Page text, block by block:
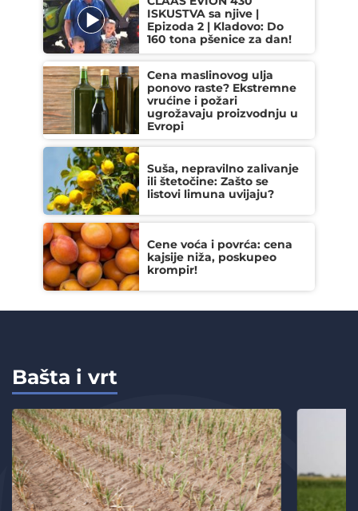
ISKUSTVA sa njive |
Epizoda 2 | Kladovo: Do
160 tona pšenice za dan!
Cena maslinovog ulja
ponovo raste? Ekstremne
vrućine i požari
ugrožavaju proizvodnju u
Evropi
Suša, nepravilno zalivanje
ili štetočine: Zašto se
listovi limuna uvijaju?
Cene voća i povrća: cena
kajsije niža, poskupeo
krompir!
Bašta i vrt